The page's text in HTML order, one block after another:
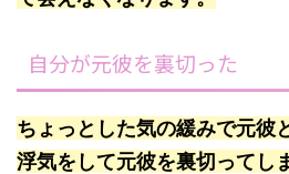
自分が元彼を裏切った
ちょっとした気の緩みで元彼
浮気をして元彼を裏切ってし